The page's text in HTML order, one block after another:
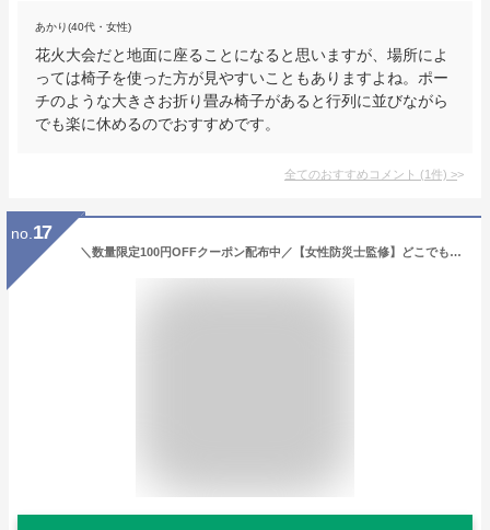
あかり(40代・女性)
花火大会だと地面に座ることになると思いますが、場所によ
っては椅子を使った方が見やすいこともありますよね。ポー
チのような大きさお折り畳み椅子があると行列に並びながら
でも楽に休めるのでおすすめです。
全てのおすすめコメント (1件) >
no. 17
＼数量限定100円OFFクーポン配布中／【女性防災士監修】どこでも 携帯トイレ 小便用 Sサイズ 受け口付 非常用トイレ 災害用トイレ 簡易トイレ エチケット袋 車 渋滞 携帯用トイレ 女性用 トイレ 防災グッズ アウトドア 登山 廃棄袋付 男女兼用 こども Qbit